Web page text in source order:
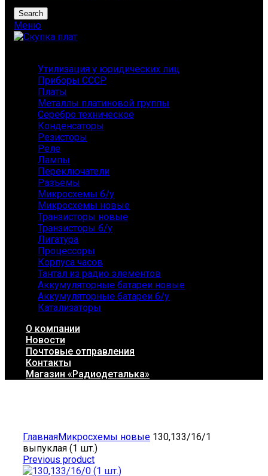
Search
Меню
Утилизация у юридических лиц
Приборы СССР
Платы
Металлы платиновой группы
Серебро техническое
Конденсаторы
Резисторы
Реле
Лампы
Переключатели
Разъемы
Микросхемы б/у
Микросхемы новые
Транзисторы новые
Транзисторы б/у
Лигатура
Процессоры
Корпуса часов
Тантал из радио элементов
Аккумуляторные батареи новые
Аккумуляторные батареи б/у
Катализаторы
О компании
Новости
Почтовые отправления
Контакты
Магазин «Радиодеталька»
ГлавнаяМикросхемы новые 130,133/16/1
выпуклая (1 шт.)
Previous product